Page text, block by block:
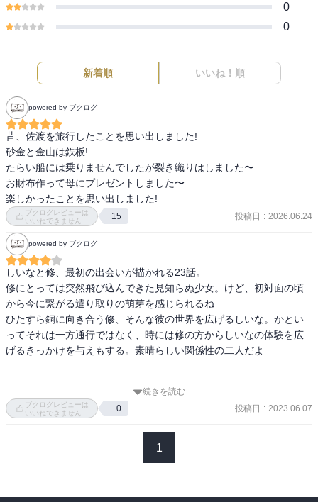
0
0
新着順 いいね！順
powered by ブクログ
昔、佐渡を旅行したことを思い出しました!
砂金と金山は鉄板!
たらい船には乗りませんでしたが裂き織りはしました〜
お財布作って母にプレゼントしました〜
楽しかったことを思い出しました!
ブクログレビューは
いいねできません
15 投稿日 : 2026.06.24
powered by ブクログ
しいなと修、最初の出会いが描かれる23話。
修にとっては突然飛び込んできた見知らぬ少女。けど、初対面の頃
から今に繋がる遣り取りの萌芽を感じられるね
ひたすら銅に向き合う修、そんな彼の世界を広げるしいな。かとい
ってそれは一方通行ではなく、時には修の方からしいなの体験を広
げるきっかけを与えもする。素晴らしい関係性の二人だよ
でも、そんな相方であるしいなでも立ち入る事が難しい領域が職人
の空間
しいなが会いに行っても彼は銅から意識をほぼ外さない。というか
続きを読む
ブクログレビューは
いいねできません
0 投稿日 : 2023.06.07
1